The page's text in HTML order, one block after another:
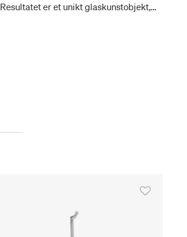
er et unikt glaskunstobjekt,
til en bemærkelsesværdig